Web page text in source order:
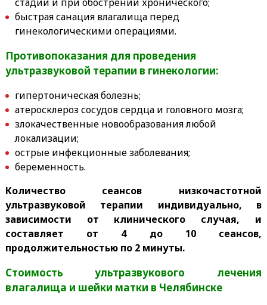
быстрая санация влагалища перед
гинекологическими операциями.
Противопоказания для проведения
ультразвуковой терапии в гинекологии:
гипертоническая болезнь;
атеросклероз сосудов сердца и головного мозга;
злокачественные новообразования любой
локализации;
острые инфекционные заболевания;
беременность.
Количество сеансов низкочастотной
ультразвуковой терапии индивидуально, в
зависимости от клинического случая, и
составляет от 4 до 10 сеансов,
продолжительностью по 2 минуты.
Стоимость ультразвукового лечения
влагалища и шейки матки в Челябинске